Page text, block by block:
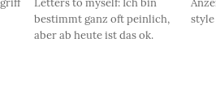
bestimmt ganz oft peinlich,
aber ab heute ist das ok.
style